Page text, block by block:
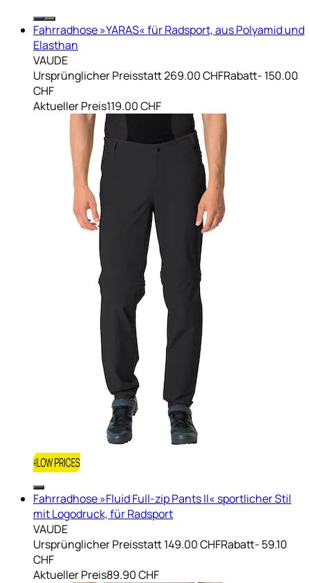
Fahrradhose »YARAS« für Radsport, aus Polyamid und
Elasthan
VAUDE
Ursprünglicher Preisstatt 269.00 CHFRabatt- 150.00
CHF
Aktueller Preis119.00 CHF
Fahrradhose »Fluid Full-zip Pants II« sportlicher Stil
mit Logodruck, für Radsport
VAUDE
Ursprünglicher Preisstatt 149.00 CHFRabatt- 59.10
CHF
Aktueller Preis89.90 CHF